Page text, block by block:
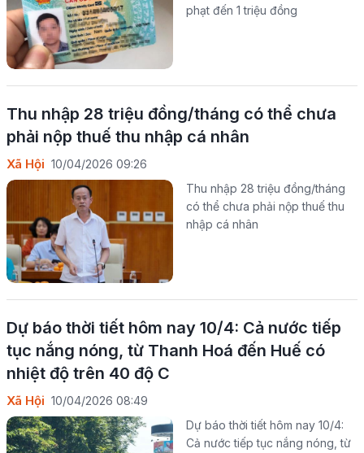
phạt đến 1 triệu đồng
Thu nhập 28 triệu đồng/tháng có thể chưa
phải nộp thuế thu nhập cá nhân
Xã Hội 10/04/2026 09:26
Thu nhập 28 triệu đồng/tháng
có thể chưa phải nộp thuế thu
nhập cá nhân
Dự báo thời tiết hôm nay 10/4: Cả nước tiếp
tục nắng nóng, từ Thanh Hoá đến Huế có
nhiệt độ trên 40 độ C
Xã Hội 10/04/2026 08:49
Dự báo thời tiết hôm nay 10/4:
Cả nước tiếp tục nắng nóng, từ